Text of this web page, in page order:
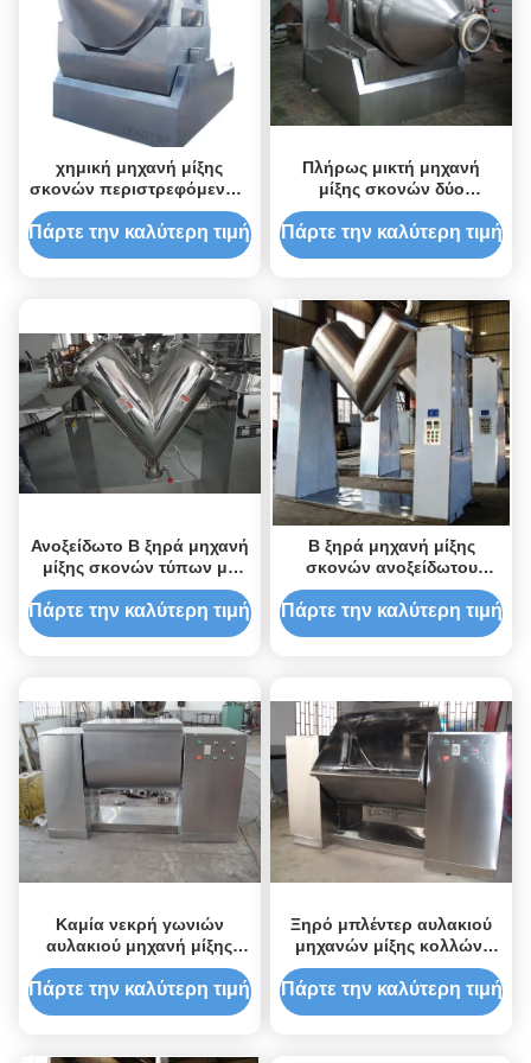
χημική μηχανή μίξης
σκονών περιστρεφόμενων
κυλίνδρων για τα υλικά
1.15-60kw κόκκων
Πάρτε την καλύτερη τιμή
Πλήρως μικτή μηχανή
μίξης σκονών δύο
διαστάσεων χημική για τα
υλικά κόκκων
Πάρτε την καλύτερη τιμή
Ανοξείδωτο Β ξηρά μηχανή
μίξης σκονών τύπων με
την κενή αντλία
Πάρτε την καλύτερη τιμή
Β ξηρά μηχανή μίξης
σκονών ανοξείδωτου
τύπων 72-2400 kg/h
Πάρτε την καλύτερη τιμή
Καμία νεκρή γωνιών
αυλακιού μηχανή μίξης
τύπων υγρή με τις
σφραγισμένες συσκευές
Πάρτε την καλύτερη τιμή
Ξηρό μπλέντερ αυλακιού
μηχανών μίξης κολλών/
σκονών για τη χημική
βιομηχανία
Πάρτε την καλύτερη τιμή